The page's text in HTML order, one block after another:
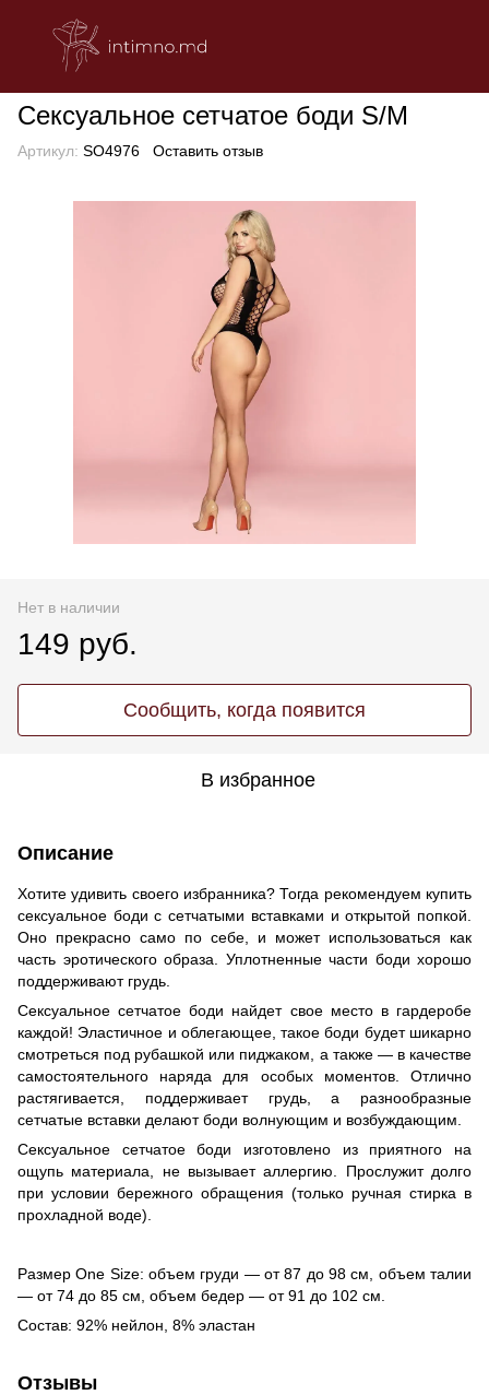
Сексуальное сетчатое боди S/M
Артикул: SO4976 Оставить отзыв
Нет в наличии
149 руб.
Сообщить, когда появится
В избранное
Описание
Хотите удивить своего избранника? Тогда рекомендуем купить
сексуальное боди с сетчатыми вставками и открытой попкой.
Оно прекрасно само по себе, и может использоваться как
часть эротического образа. Уплотненные части боди хорошо
поддерживают грудь.
Сексуальное сетчатое боди найдет свое место в гардеробе
каждой! Эластичное и облегающее, такое боди будет шикарно
смотреться под рубашкой или пиджаком, а также — в качестве
самостоятельного наряда для особых моментов. Отлично
растягивается, поддерживает грудь, а разнообразные
сетчатые вставки делают боди волнующим и возбуждающим.
Сексуальное сетчатое боди изготовлено из приятного на
ощупь материала, не вызывает аллергию. Прослужит долго
при условии бережного обращения (только ручная стирка в
прохладной воде).
Размер One Size: объем груди — от 87 до 98 см, объем талии
— от 74 до 85 см, объем бедер — от 91 до 102 см.
Состав: 92% нейлон, 8% эластан
Отзывы